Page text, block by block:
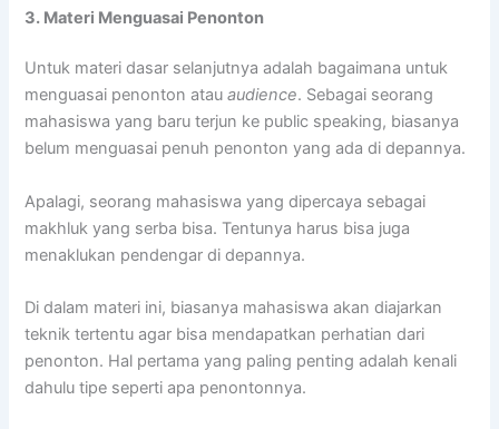
3. Materi Menguasai Penonton
Untuk materi dasar selanjutnya adalah bagaimana untuk
menguasai penonton atauaudience. Sebagai seorang
mahasiswa yang baru terjun ke public speaking, biasanya
belum menguasai penuh penonton yang ada di depannya.
Apalagi, seorang mahasiswa yang dipercaya sebagai
makhluk yang serba bisa. Tentunya harus bisa juga
menaklukan pendengar di depannya.
Di dalam materi ini, biasanya mahasiswa akan diajarkan
teknik tertentu agar bisa mendapatkan perhatian dari
penonton. Hal pertama yang paling penting adalah kenali
dahulu tipe seperti apa penontonnya.